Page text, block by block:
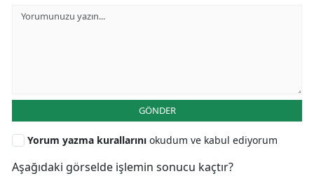
GÖNDER
Yorum yazma kurallarını okudum ve kabul ediyorum
Aşağıdaki görselde işlemin sonucu kaçtır?